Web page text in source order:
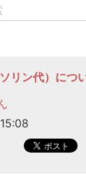
リン代）につ
リーに投稿しま
ださい
理